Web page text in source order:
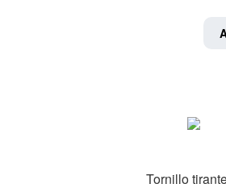
Tornillo